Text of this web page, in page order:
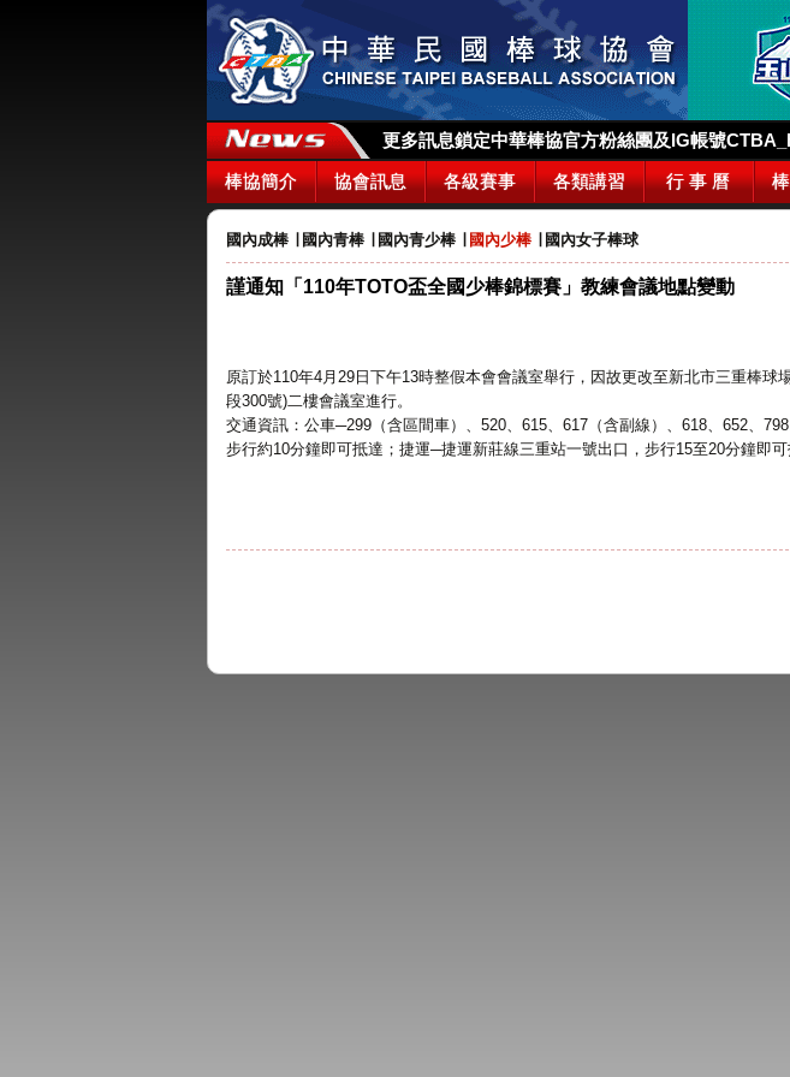
更多訊息鎖定中華棒協官方粉絲團及IG帳號
棒協簡介 協會訊息 各級賽事 各類講習 行 事 曆
國內成棒 國內青棒 國內青少棒 國內少棒 國內女子棒球
謹通知「110年TOTO盃全國少棒錦標賽」教練會議地點變動
原訂於110年4月29日下午13時整假本會會議室舉行，因故更改至新北市三重棒球
段300號)二樓會議室進行。
交通資訊：公車─299（含區間車）、520、615、617（含副線）、618、652、
步行約10分鐘即可抵達；捷運─捷運新莊線三重站一號出口，步行15至20分鐘即可